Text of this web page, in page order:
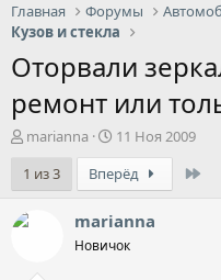
Главная
Форумы
Кузов и стекла
Оторвали
ремонт или
А
т
о
р
т
marianna
Д
а
т
а
н
а
ч
11 Ноя 2009
1 из 3
Вперёд
marianna
Новичок